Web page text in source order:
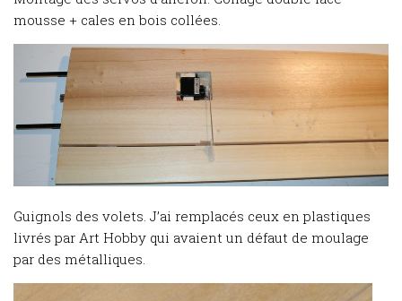
mousse + cales en bois collées.
Guignols des volets. J’ai remplacés ceux en plastiques
livrés par Art Hobby qui avaient un défaut de moulage
par des métalliques.